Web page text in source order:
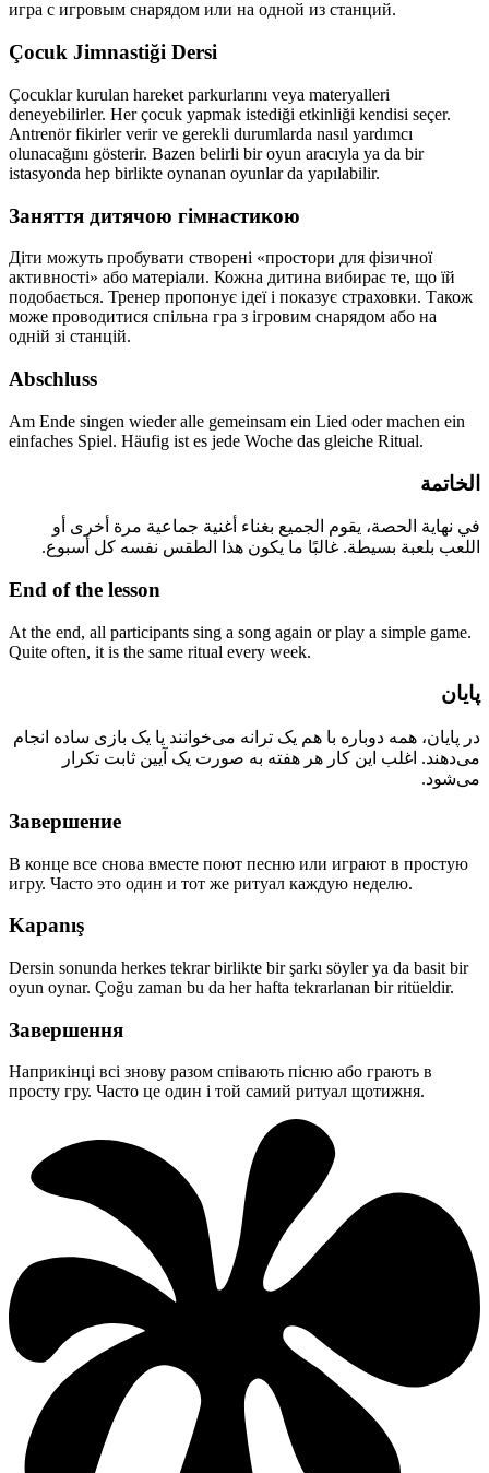
игра с игровым снарядом или на одной из станций.
Çocuk Jimnastiği Dersi
Çocuklar kurulan hareket parkurlarını veya materyalleri
deneyebilirler. Her çocuk yapmak istediği etkinliği kendisi seçer.
Antrenör fikirler verir ve gerekli durumlarda nasıl yardımcı
olunacağını gösterir. Bazen belirli bir oyun aracıyla ya da bir
istasyonda hep birlikte oynanan oyunlar da yapılabilir.
Заняття дитячою гімнастикою
Діти можуть пробувати створені «простори для фізичної
активності» або матеріали. Кожна дитина вибирає те, що їй
подобається. Тренер пропонує ідеї і показує страховки. Також
може проводитися спільна гра з ігровим снарядом або на
одній зі станцій.
Abschluss
Am Ende singen wieder alle gemeinsam ein Lied oder machen ein
einfaches Spiel. Häufig ist es jede Woche das gleiche Ritual.
الخاتمة
في نهاية الحصة، يقوم الجميع بغناء أغنية جماعية مرة أخرى أو
اللعب بلعبة بسيطة. غالبًا ما يكون هذا الطقس نفسه كل أسبوع.
End of the lesson
At the end, all participants sing a song again or play a simple game.
Quite often, it is the same ritual every week.
پایان
در پایان، همه دوباره با هم یک ترانه می‌خوانند یا یک بازی ساده انجام
می‌دهند. اغلب این کار هر هفته به صورت یک آیین ثابت تکرار
می‌شود.
Завершение
В конце все снова вместе поют песню или играют в простую
игру. Часто это один и тот же ритуал каждую неделю.
Kapanış
Dersin sonunda herkes tekrar birlikte bir şarkı söyler ya da basit bir
oyun oynar. Çoğu zaman bu da her hafta tekrarlanan bir ritüeldir.
Завершення
Наприкінці всі знову разом співають пісню або грають в
просту гру. Часто це один і той самий ритуал щотижня.